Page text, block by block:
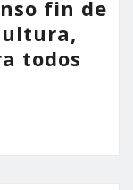
fin de
todos